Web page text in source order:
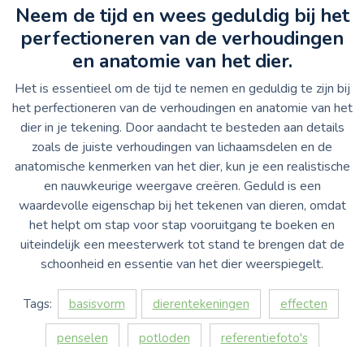
Neem de tijd en wees geduldig bij het
perfectioneren van de verhoudingen
en anatomie van het dier.
Het is essentieel om de tijd te nemen en geduldig te zijn bij
het perfectioneren van de verhoudingen en anatomie van het
dier in je tekening. Door aandacht te besteden aan details
zoals de juiste verhoudingen van lichaamsdelen en de
anatomische kenmerken van het dier, kun je een realistische
en nauwkeurige weergave creëren. Geduld is een
waardevolle eigenschap bij het tekenen van dieren, omdat
het helpt om stap voor stap vooruitgang te boeken en
uiteindelijk een meesterwerk tot stand te brengen dat de
schoonheid en essentie van het dier weerspiegelt.
Tags: basisvorm dierentekeningen effecten
penselen potloden referentiefoto's